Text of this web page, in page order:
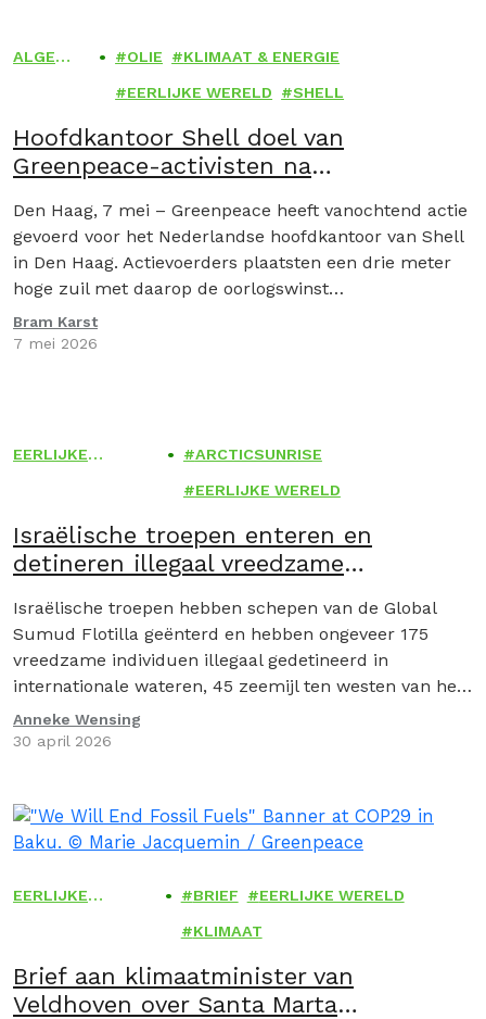
ALGEM
OLIE KLIMAAT & ENERGIE
EERLIJKE WERELD SHELL
Hoofdkantoor Shell doel van
Greenpeace-activisten na
oorlogswinst
Den Haag, 7 mei – Greenpeace heeft vanochtend actie
gevoerd voor het Nederlandse hoofdkantoor van Shell
in Den Haag. Actievoerders plaatsten een drie meter
hoge zuil met daarop de oorlogswinst…
Bram Karst
7 mei 2026
EERLIJKE
ARCTICSUNRISE
EERLIJKE WERELD
Israëlische troepen enteren en
detineren illegaal vreedzame
Flotilla
Israëlische troepen hebben schepen van de Global
Sumud Flotilla geënterd en hebben ongeveer 175
vreedzame individuen illegaal gedetineerd in
internationale wateren, 45 zeemijl ten westen van het
Griekse eiland Kythira…
Anneke Wensing
30 april 2026
EERLIJKE
BRIEF EERLIJKE WERELD
KLIMAAT
Brief aan klimaatminister van
Veldhoven over Santa Marta